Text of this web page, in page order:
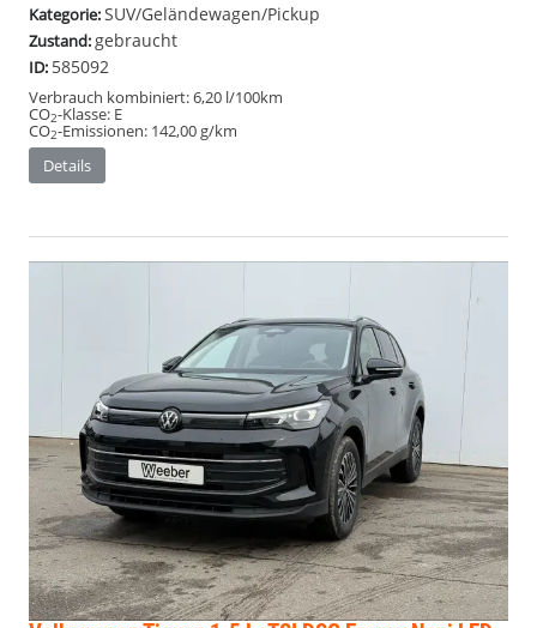
Kategorie:SUV/Geländewagen/Pickup
Zustand: gebraucht
ID: 585092
Verbrauch kombiniert:6,20 l/100km
CO2-Klasse: E
CO2-Emissionen: 142,00 g/km
Details